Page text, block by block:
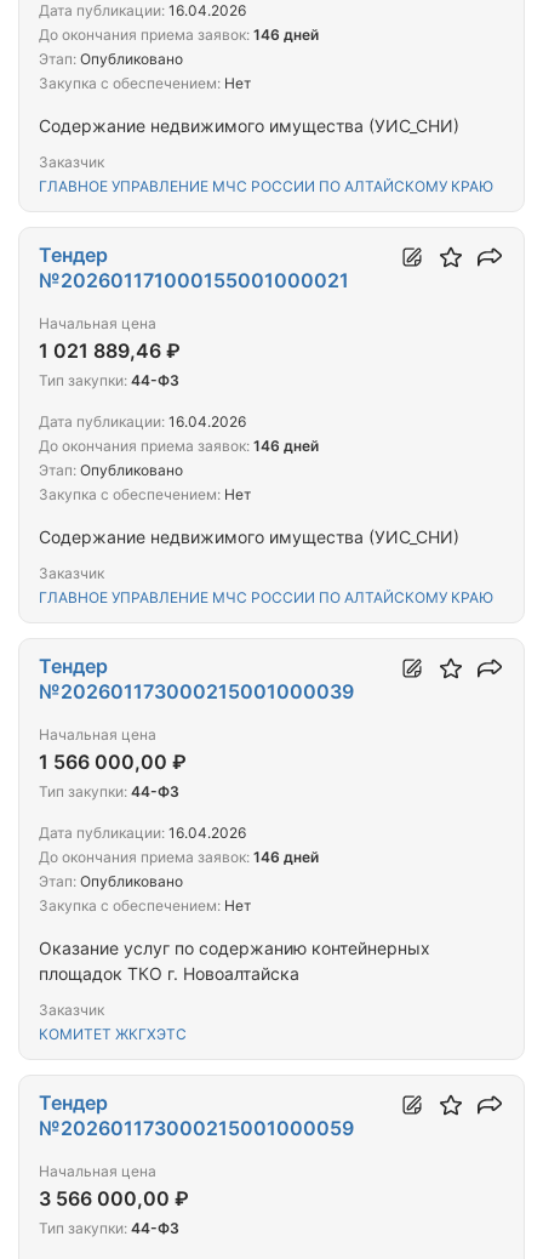
Содержание недвижимого имущества (УИС_СНИ)
Заказчик
ГЛАВНОЕ УПРАВЛЕНИЕ МЧС РОССИИ ПО АЛТАЙСКОМУ КРАЮ
Дата публикации: 16.04.2026
До окончания приема заявок: 146 дней
Этап: Опубликовано
Закупка с обеспечением: Нет
Содержание недвижимого имущества (УИС_СНИ)
Заказчик
ГЛАВНОЕ УПРАВЛЕНИЕ МЧС РОССИИ ПО АЛТАЙСКОМУ КРАЮ
Тендер
№202601171000155001000021
Начальная цена
1 021 889,46 ₽
Тип закупки: 44-ФЗ
Дата публикации: 16.04.2026
До окончания приема заявок: 146 дней
Этап: Опубликовано
Закупка с обеспечением: Нет
Оказание услуг по содержанию контейнерных
площадок ТКО г. Новоалтайска
Заказчик
КОМИТЕТ ЖКГХЭТС
Тендер
№202601173000215001000039
Начальная цена
1 566 000,00 ₽
Тип закупки: 44-ФЗ
Дата публикации: 16.04.2026
До окончания приема заявок: 146 дней
Этап: Опубликовано
Закупка с обеспечением: Нет
Тендер
№202601173000215001000059
Начальная цена
3 566 000,00 ₽
Тип закупки: 44-ФЗ